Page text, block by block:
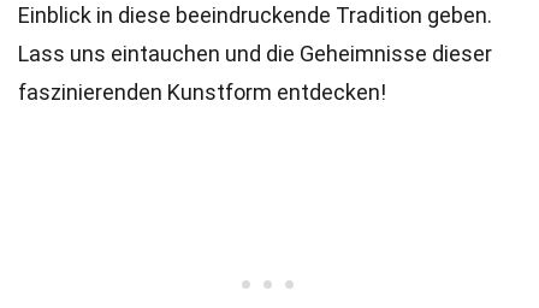
Einblick in diese beeindruckende Tradition geben.
Lass uns eintauchen und die Geheimnisse dieser
faszinierenden Kunstform entdecken!